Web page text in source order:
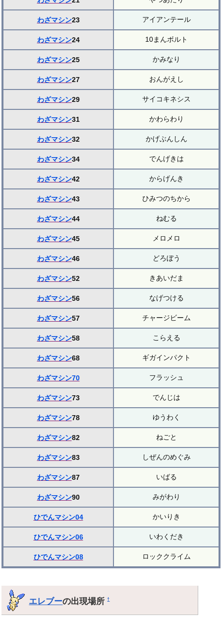
わざマシン23 アイアンテール
わざマシン24 10まんボルト
わざマシン25 かみなり
わざマシン27 おんがえし
わざマシン29 サイコキネシス
わざマシン31 かわらわり
わざマシン32 かげぶんしん
わざマシン34 でんげきは
わざマシン42 からげんき
わざマシン43 ひみつのちから
わざマシン44 ねむる
わざマシン45 メロメロ
わざマシン46 どろぼう
わざマシン52 きあいだま
わざマシン56 なげつける
わざマシン57 チャージビーム
わざマシン58 こらえる
わざマシン68 ギガインパクト
わざマシン70 フラッシュ
わざマシン73 でんじは
わざマシン78 ゆうわく
わざマシン82 ねごと
わざマシン83 しぜんのめぐみ
わざマシン87 いばる
わざマシン90 みがわり
ひでんマシン04 かいりき
ひでんマシン06 いわくだき
ひでんマシン08 ロッククライム
エレブーの出現場所†